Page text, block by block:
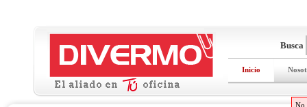
Busca
Inicio
No